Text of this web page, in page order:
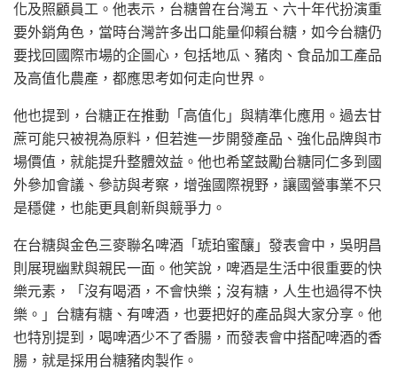
化及照顧員工。他表示，台糖曾在台灣五、六十年代扮演重
要外銷角色，當時台灣許多出口能量仰賴台糖，如今台糖仍
要找回國際市場的企圖心，包括地瓜、豬肉、食品加工產品
及高值化農產，都應思考如何走向世界。
他也提到，台糖正在推動「高值化」與精準化應用。過去甘
蔗可能只被視為原料，但若進一步開發產品、強化品牌與市
場價值，就能提升整體效益。他也希望鼓勵台糖同仁多到國
外參加會議、參訪與考察，增強國際視野，讓國營事業不只
是穩健，也能更具創新與競爭力。
在台糖與金色三麥聯名啤酒「琥珀蜜釀」發表會中，吳明昌
則展現幽默與親民一面。他笑說，啤酒是生活中很重要的快
樂元素，「沒有喝酒，不會快樂；沒有糖，人生也過得不快
樂。」台糖有糖、有啤酒，也要把好的產品與大家分享。他
也特別提到，喝啤酒少不了香腸，而發表會中搭配啤酒的香
腸，就是採用台糖豬肉製作。